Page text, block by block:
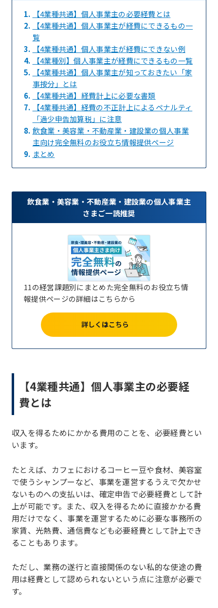
1.
【4業種共通】個人事業主の必要経費とは
2.
【4業種共通】個人事業主が経費にできるもの一
覧
3.
【4業種共通】個人事業主が経費にできない例
4.
【4業種別】個人事業主が経費にできるもの一覧
5.
【4業種共通】個人事業主が知っておきたい「家
事按分」とは
6.
【4業種共通】経費計上に必要な書類
7.
【4業種共通】経費の不正計上によるペナルティ
「過少申告加算税」に注意
8. 飲食業・美容業・不動産業・建設業の個人事業
主向け完全無料のお役立ち情報提供ページ
9. まとめ
飲食業・美容業・不動産業・建設業の個人事業主
さまご一読推奨
11の経営課題別にまとめた完全無料のお役立ち情
報提供ページの詳細はこちらから
詳しくはこちら
【4業種共通】個人事業主の必要経
費とは
収入を得るためにかかる費用のことを、必要経費とい
います。
たとえば、カフェにおけるコーヒー豆や食材、美容室
で使うシャンプーなど、事業を運営するうえで欠かせ
ないものへの支払いは、確定申告で必要経費として計
上が可能です。また、収入を得るために直接かかる費
用だけでなく、事業を運営するために必要な事務所の
家賃、光熱費、通信費なども必要経費として計上でき
ることもあります。
ただし、業務の遂行と直接関係のない私的な使途の費
用は経費として認められないという点に注意が必要で
す。